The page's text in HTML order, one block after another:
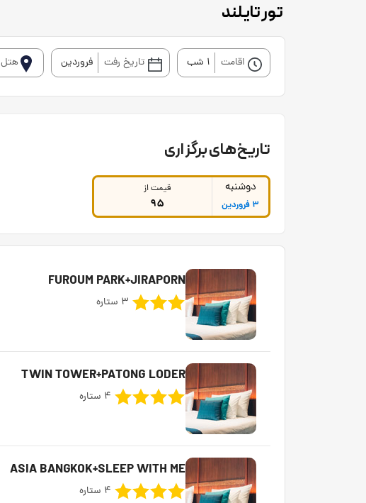
تور تایلند
اقامت 1 شب تاریخ رفت فروردین هتل
تاریخ‌های برگزاری
دوشنبه
3 فروردین
قیمت از
95
FUROUM PARK+JIRAPORN
3 ستاره
TWIN TOWER+PATONG LODER
4 ستاره
ASIA BANGKOK+SLEEP WITH ME
4 ستاره